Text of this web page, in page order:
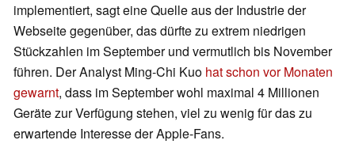
implementiert, sagt eine Quelle aus der Industrie der
Webseite gegenüber, das dürfte zu extrem niedrigen
Stückzahlen im September und vermutlich bis November
führen. Der Analyst Ming-Chi Kuo hat schon vor Monaten
gewarnt, dass im September wohl maximal 4 Millionen
Geräte zur Verfügung stehen, viel zu wenig für das zu
erwartende Interesse der Apple-Fans.